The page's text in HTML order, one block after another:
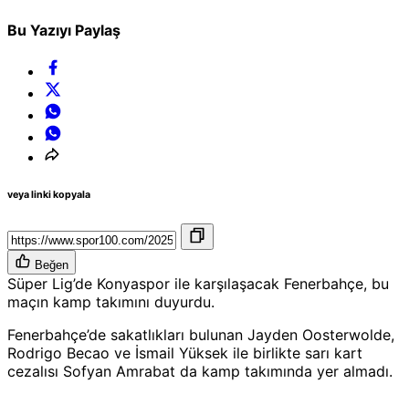
Bu Yazıyı Paylaş
veya linki kopyala
Beğen
Süper Lig’de Konyaspor ile karşılaşacak Fenerbahçe, bu
maçın kamp takımını duyurdu.
Fenerbahçe’de sakatlıkları bulunan Jayden Oosterwolde,
Rodrigo Becao ve İsmail Yüksek ile birlikte sarı kart
cezalısı Sofyan Amrabat da kamp takımında yer almadı.